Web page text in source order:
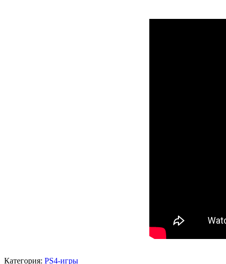
Категория: PS4-игры